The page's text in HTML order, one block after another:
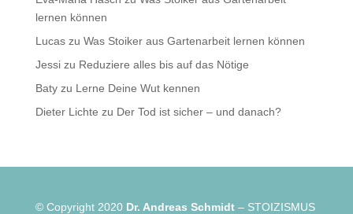
lernen können
Lucaszu Was Stoiker aus Gartenarbeit lernen können
Jessizu Reduziere alles bis auf das Nötige
Batyzu Lerne Deine Wut kennen
Dieter Lichte zu Der Tod ist sicher – und danach?
© Copyright 2020 Dr. Andreas Schmidt– STOIZISMUS